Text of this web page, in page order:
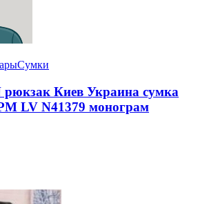
Сумки
Киев Украина сумка
LV N41379 монограм